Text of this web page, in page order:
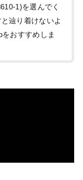
1)を選んでく
辿り着けないよ
おすすめしま